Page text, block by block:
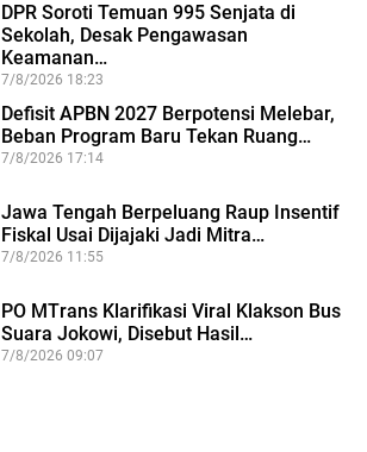
DPR Soroti Temuan 995 Senjata di
Sekolah, Desak Pengawasan
Keamanan…
7/8/2026 18:23
Defisit APBN 2027 Berpotensi Melebar,
Beban Program Baru Tekan Ruang…
7/8/2026 17:14
Jawa Tengah Berpeluang Raup Insentif
Fiskal Usai Dijajaki Jadi Mitra…
7/8/2026 11:55
PO MTrans Klarifikasi Viral Klakson Bus
Suara Jokowi, Disebut Hasil…
7/8/2026 09:07